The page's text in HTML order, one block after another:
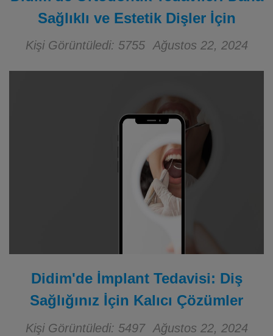
Sağlıklı ve Estetik Dişler İçin
Kişi Görüntüledi: 5755 Ağustos 22, 2024
Didim'de İmplant Tedavisi: Diş
Sağlığınız İçin Kalıcı Çözümler
Kişi Görüntüledi: 5497 Ağustos 22, 2024